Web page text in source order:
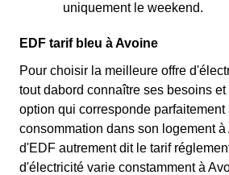
uniquement le weekend.
EDF tarif bleu à Avoine
Pour choisir la meilleure offre
tout dabord connaître ses besoins
option qui corresponde
consommation dans son logement
d'EDF autrement dit le tarif
d'électricité varie constamment à